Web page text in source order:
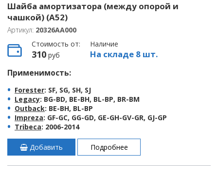
Шайба амортизатора (между опорой и
чашкой) (A52)
Артикул: 20326AA000
Стоимость от:
310 руб
Наличие
На складе 8 шт.
Применимость:
Forester: SF, SG, SH, SJ
Legacy: BG-BD, BE-BH, BL-BP, BR-BM
Outback: BE-BH, BL-BP
Impreza: GF-GC, GG-GD, GE-GH-GV-GR, GJ-GP
Tribeca: 2006-2014
Добавить Подробнее